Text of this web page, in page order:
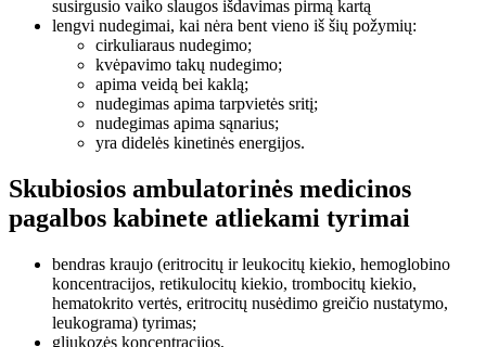
susirgusio vaiko slaugos išdavimas pirmą kartą
lengvi nudegimai, kai nėra bent vieno iš šių požymių:
cirkuliaraus nudegimo;
kvėpavimo takų nudegimo;
apima veidą bei kaklą;
nudegimas apima tarpvietės sritį;
nudegimas apima sąnarius;
yra didelės kinetinės energijos.
Skubiosios ambulatorinės medicinos
pagalbos kabinete atliekami tyrimai
bendras kraujo (eritrocitų ir leukocitų kiekio, hemoglobino
koncentracijos, retikulocitų kiekio, trombocitų kiekio,
hematokrito vertės, eritrocitų nusėdimo greičio nustatymo,
leukograma) tyrimas;
gliukozės koncentracijos,